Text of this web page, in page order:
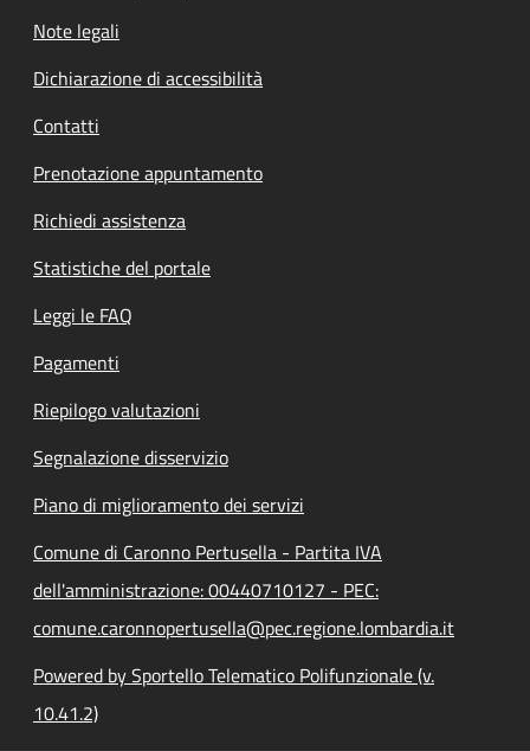
Note legali
Dichiarazione di accessibilità
Contatti
Prenotazione appuntamento
Richiedi assistenza
Statistiche del portale
Leggi le FAQ
Pagamenti
Riepilogo valutazioni
Segnalazione disservizio
Piano di miglioramento dei servizi
Comune di Caronno Pertusella - Partita IVA
dell'amministrazione: 00440710127 - PEC:
comune.caronnopertusella@pec.regione.lombardia.it
Powered by Sportello Telematico Polifunzionale (v.
10.41.2)